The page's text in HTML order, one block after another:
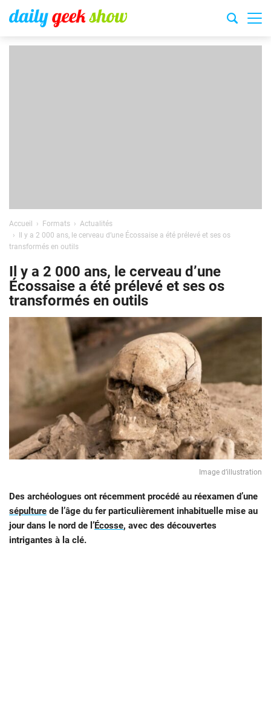
Accueil Formats
Actualités
Il y a 2 000 ans, le cerveau d’une Écossaise a été prélevé et ses os
transformés en outils
Il y a 2 000 ans, le cerveau d’une
Écossaise a été prélevé et ses os
transformés en outils
Image d’illustration
Des archéologues ont récemment procédé au réexamen d’une
sépulture de l’âge du fer particulièrement inhabituelle mise au
jour dans le nord de l’Écosse, avec des découvertes
intrigantes à la clé.